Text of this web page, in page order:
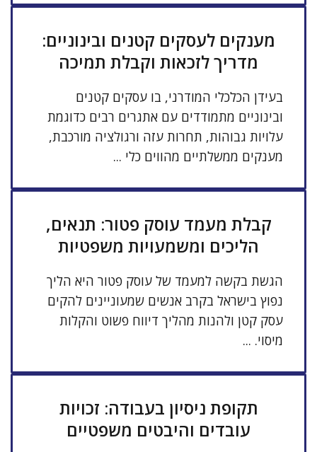
מענקים לעסקים קטנים ובינוניים:
מדריך לזכאות וקבלת תמיכה
בעידן הכלכלי המודרני, בו עסקים קטנים
ובינוניים מתמודדים עם אתגרים רבים כדוגמת
עלויות גבוהות, תחרות עזה ורגולציה מורכבת,
מענקים ממשלתיים מהווים כלי ...
קבלת מעמד עוסק פטור: תנאים,
הליכים ומשמעויות משפטיות
הגשת בקשה למעמד של עוסק פטור היא הליך
נפוץ בישראל בקרב אנשים שמעוניינים להקים
עסק קטן ולהנות מהליך דיווח פשוט והקלות
מיסוי. ...
תקופת ניסיון בעבודה: זכויות
עובדים והיבטים משפטיים